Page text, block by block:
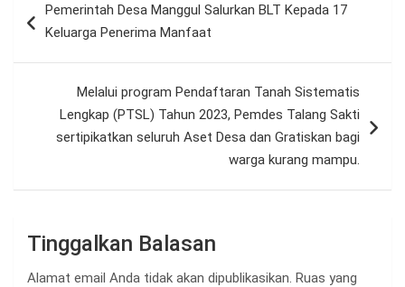
posPemerintah Desa Manggul Salurkan BLT Kepada 17
Keluarga Penerima Manfaat
Melalui program Pendaftaran Tanah Sistematis
Lengkap (PTSL) Tahun 2023, Pemdes Talang Sakti
sertipikatkan seluruh Aset Desa dan Gratiskan bagi
warga kurang mampu.
Tinggalkan Balasan
Alamat email Anda tidak akan dipublikasikan. Ruas yang